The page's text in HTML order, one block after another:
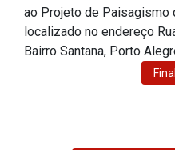
ao Projeto de Paisagismo
localizado no endereço
Bairro Santana, Porto